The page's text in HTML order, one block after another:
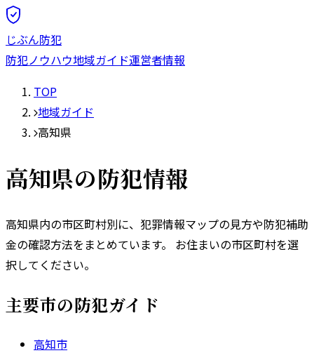
じぶん防犯
防犯ノウハウ地域ガイド運営者情報
TOP
地域ガイド
高知県
高知県の防犯情報
高知県内の市区町村別に、犯罪情報マップの見方や防犯補助
金の確認方法をまとめています。 お住まいの市区町村を選
択してください。
主要市の防犯ガイド
高知市